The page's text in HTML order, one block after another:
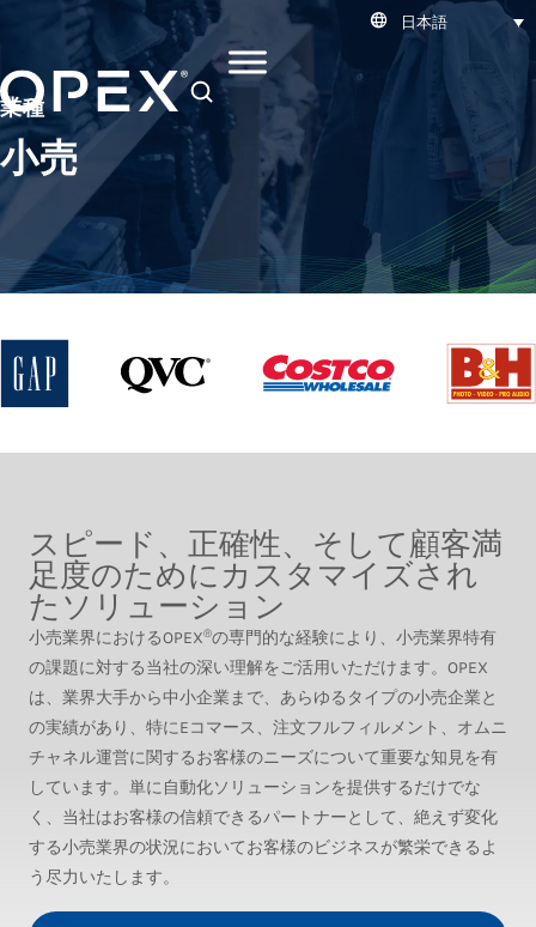
日本語
業種
小売
スピード、正確性、そして顧客満
足度のためにカスタマイズされ
たソリューション
小売業界におけるOPEX®の専門的な経験により、小売業界特有
の課題に対する当社の深い理解をご活用いただけます。OPEX
は、業界大手から中小企業まで、あらゆるタイプの小売企業と
の実績があり、特にEコマース、注文フルフィルメント、オムニ
チャネル運営に関するお客様のニーズについて重要な知見を有
しています。単に自動化ソリューションを提供するだけでな
く、当社はお客様の信頼できるパートナーとして、絶えず変化
する小売業界の状況においてお客様のビジネスが繁栄できるよ
う尽力いたします。